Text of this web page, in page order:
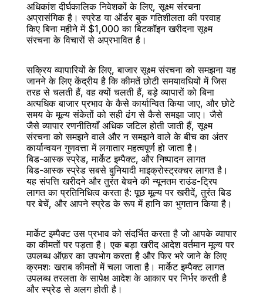
अधिकांश दीर्घकालिक निवेशकों के लिए, सूक्ष्म संरचना
अप्रासंगिक है। स्प्रेड या ऑर्डर बुक गतिशीलता की परवाह
किए बिना महीने में $1,000 का बिटकॉइन खरीदना सूक्ष्म
संरचना के विचारों से अप्रभावित है।
सक्रिय व्यापारियों के लिए, बाजार सूक्ष्म संरचना को समझना यह
जानने के लिए केंद्रीय है कि कीमतें छोटी समयावधियों में जिस
तरह से चलती हैं, वह क्यों चलती हैं, बड़े व्यापारों को बिना
अत्यधिक बाजार प्रभाव के कैसे कार्यान्वित किया जाए, और छोटे
समय के मूल्य संकेतों को सही ढंग से कैसे समझा जाए। जैसे
जैसे व्यापार रणनीतियाँ अधिक जटिल होती जाती हैं, सूक्ष्म
संरचना को समझने वाले और न समझने वाले के बीच का अंतर
कार्यान्वयन गुणवत्ता में लगातार महत्वपूर्ण हो जाता है।
बिड-आस्क स्प्रेड, मार्केट इम्पैक्ट, और निष्पादन लागत
बिड-आस्क स्प्रेड सबसे बुनियादी माइक्रोस्ट्रक्चर लागत है।
यह संपत्ति खरीदने और तुरंत बेचने की न्यूनतम राउंड-ट्रिप
लागत का प्रतिनिधित्व करता है: पूछ मूल्य पर खरीदें, तुरंत बिड
पर बेचें, और आपने स्प्रेड के रूप में हानि का भुगतान किया है।
मार्केट इम्पैक्ट उस प्रभाव को संदर्भित करता है जो आपके व्यापार
का कीमतों पर पड़ता है। एक बड़ा खरीद आदेश वर्तमान मूल्य पर
उपलब्ध ऑफ़र का उपभोग करता है और फिर भरे जाने के लिए
क्रमशः खराब कीमतों में चला जाता है। मार्केट इम्पैक्ट लागत
उपलब्ध तरलता के सापेक्ष आदेश के आकार पर निर्भर करती है
और स्प्रेड से अलग होती है।